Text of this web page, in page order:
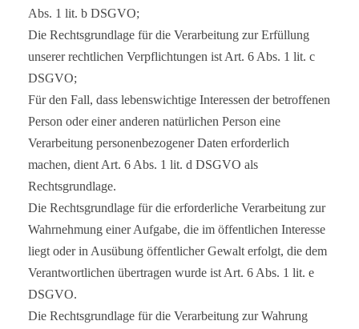
Abs. 1 lit. b DSGVO;
Die Rechtsgrundlage für die Verarbeitung zur Erfüllung
unserer rechtlichen Verpflichtungen ist Art. 6 Abs. 1 lit. c
DSGVO;
Für den Fall, dass lebenswichtige Interessen der betroffenen
Person oder einer anderen natürlichen Person eine
Verarbeitung personenbezogener Daten erforderlich
machen, dient Art. 6 Abs. 1 lit. d DSGVO als
Rechtsgrundlage.
Die Rechtsgrundlage für die erforderliche Verarbeitung zur
Wahrnehmung einer Aufgabe, die im öffentlichen Interesse
liegt oder in Ausübung öffentlicher Gewalt erfolgt, die dem
Verantwortlichen übertragen wurde ist Art. 6 Abs. 1 lit. e
DSGVO.
Die Rechtsgrundlage für die Verarbeitung zur Wahrung